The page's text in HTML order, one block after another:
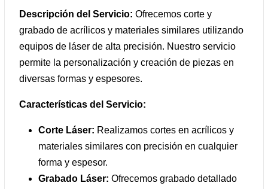
Descripción del Servicio: Ofrecemos corte y
grabado de acrílicos y materiales similares utilizando
equipos de láser de alta precisión. Nuestro servicio
permite la personalización y creación de piezas en
diversas formas y espesores.
Características del Servicio:
Corte Láser: Realizamos cortes en acrílicos y
materiales similares con precisión en cualquier
forma y espesor.
Grabado Láser: Ofrecemos grabado detallado